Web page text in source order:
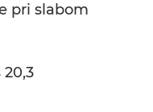
pri slabom
20,3